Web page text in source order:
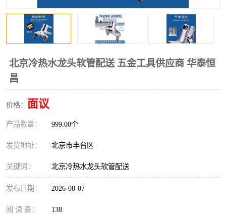
北京冷热水龙头软管配送 五金工具供应商 华泰恒
昌
价格： 面议
产品数量： 999.00个
发货地址： 北京市丰台区
关键词： 北京冷热水龙头软管配送
发布日期： 2026-08-07
阅 读 量： 138